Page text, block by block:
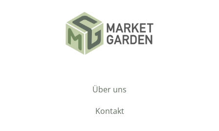
Über uns
Kontakt